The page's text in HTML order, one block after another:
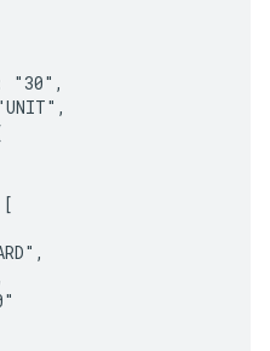
"30",
"0"